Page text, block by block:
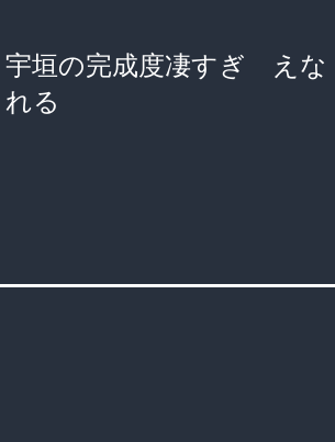
宇垣の完成度凄すぎ えな
る